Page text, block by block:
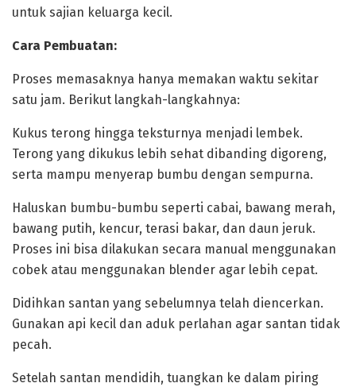
untuk sajian keluarga kecil.
‎Cara Pembuatan:
‎‎Proses memasaknya hanya memakan waktu sekitar
satu jam. Berikut langkah-langkahnya:
‎‎Kukus terong hingga teksturnya menjadi lembek.
Terong yang dikukus lebih sehat dibanding digoreng,
serta mampu menyerap bumbu dengan sempurna.
‎‎Haluskan bumbu-bumbu seperti cabai, bawang merah,
bawang putih, kencur, terasi bakar, dan daun jeruk.
Proses ini bisa dilakukan secara manual menggunakan
cobek atau menggunakan blender agar lebih cepat.
‎‎Didihkan santan yang sebelumnya telah diencerkan.
Gunakan api kecil dan aduk perlahan agar santan tidak
pecah.
‎‎Setelah santan mendidih, tuangkan ke dalam piring